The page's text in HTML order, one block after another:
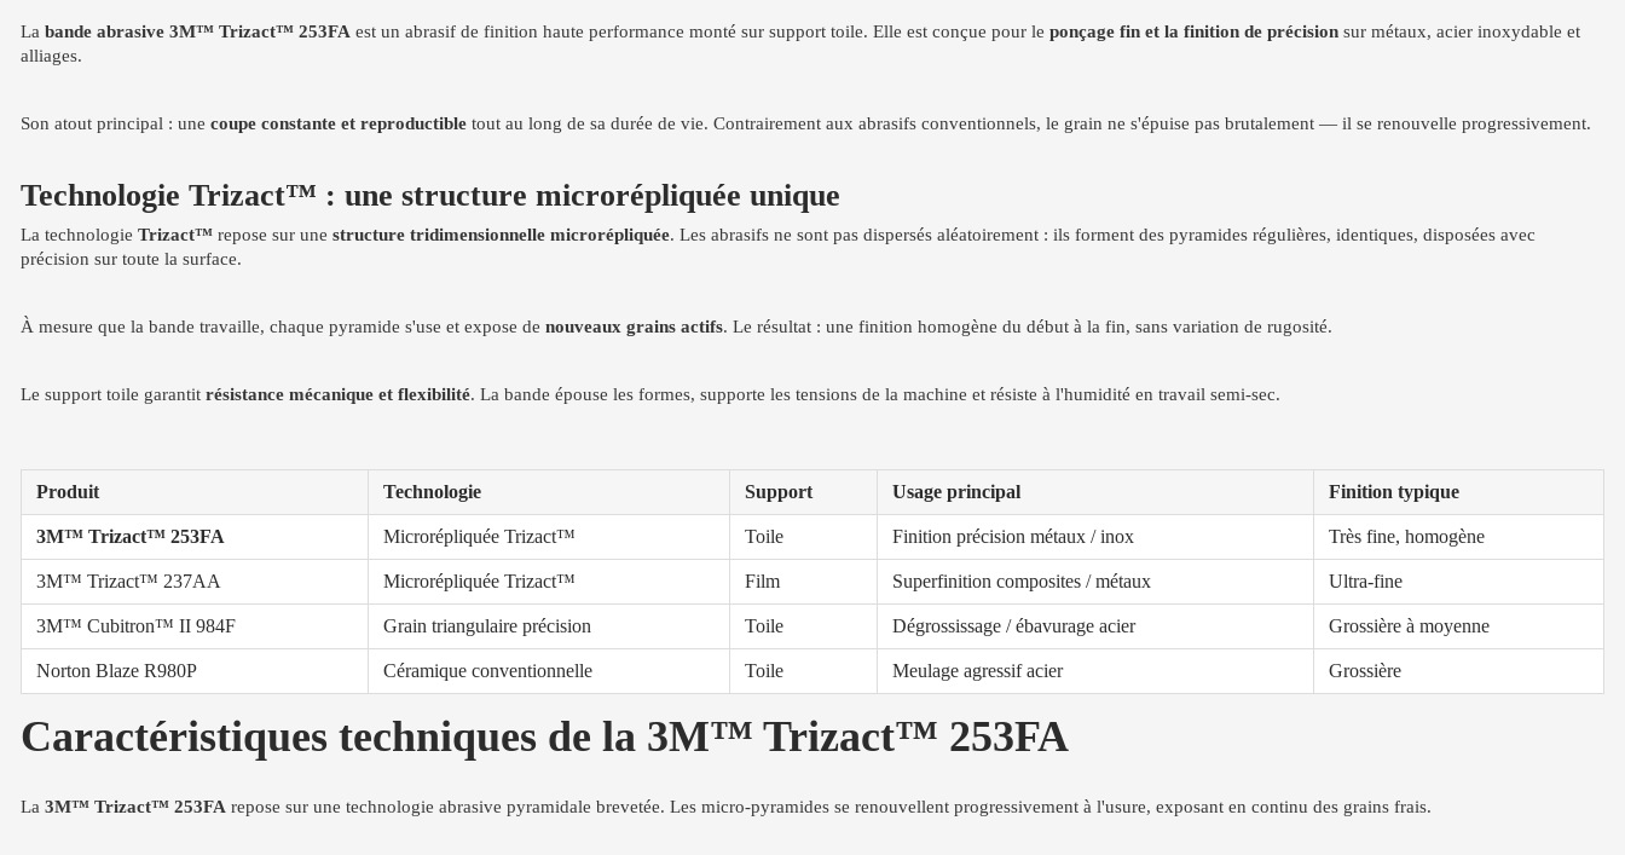
La bande abrasive 3M™ Trizact™ 253FA est un abrasif de finition haute performance monté sur support toile. Elle est conçue pour le ponçage fin et la finition de précision sur métaux, acier inoxydable et
alliages.
Son atout principal : une coupe constante et reproductible tout au long de sa durée de vie. Contrairement aux abrasifs conventionnels, le grain ne s'épuise pas brutalement — il se renouvelle progressivement.
Technologie Trizact™ : une structure microrépliquée unique
La technologie Trizact™ repose sur une structure tridimensionnelle microrépliquée. Les abrasifs ne sont pas dispersés aléatoirement : ils forment des pyramides régulières, identiques, disposées avec
précision sur toute la surface.
À mesure que la bande travaille, chaque pyramide s'use et expose de nouveaux grains actifs. Le résultat : une finition homogène du début à la fin, sans variation de rugosité.
Le support toile garantit résistance mécanique et flexibilité. La bande épouse les formes, supporte les tensions de la machine et résiste à l'humidité en travail semi-sec.
Produit Technologie Support Usage principal Finition typique
3M™ Trizact™ 253FA Microrépliquée Trizact™ Toile Finition précision métaux / inox Très fine, homogène
3M™ Trizact™ 237AA Microrépliquée Trizact™ Film Superfinition composites / métaux Ultra-fine
3M™ Cubitron™ II 984F Grain triangulaire précision Toile Dégrossissage / ébavurage acier Grossière à moyenne
Norton Blaze R980P Céramique conventionnelle Toile Meulage agressif acier Grossière
Caractéristiques techniques de la 3M™ Trizact™ 253FA
La 3M™ Trizact™ 253FA repose sur une technologie abrasive pyramidale brevetée. Les micro-pyramides se renouvellent progressivement à l'usure, exposant en continu des grains frais.